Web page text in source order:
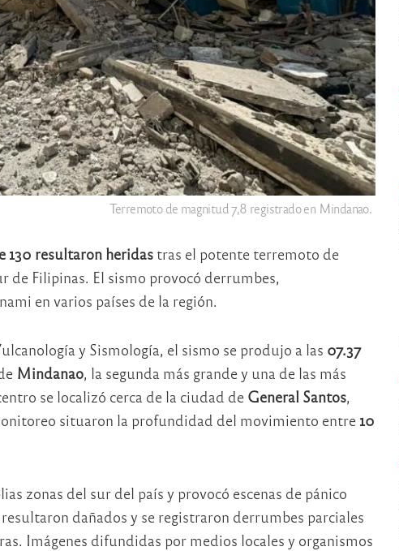
Terremoto de magnitud 7,8 registrado en Mindanao.
130 resultaron heridastras el potente terremoto de
de Filipinas. El sismo provocó derrumbes,
en varios países de la región.
y Sismología, el sismo se produjo a las 07.37
Mindanao, la segunda más grande y una de las más
se localizó cerca de la ciudad de General Santos,
situaron la profundidad del movimiento entre 10
zonas del sur del país y provocó escenas de pánico
dañados y se registraron derrumbes parciales
Imágenes difundidas por medios locales y organismos